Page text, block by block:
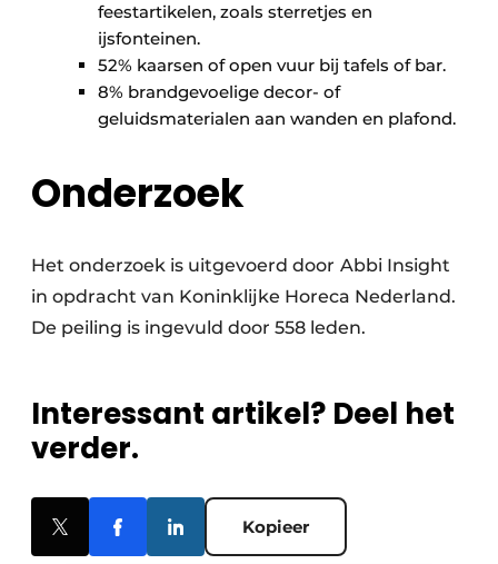
feestartikelen, zoals sterretjes en
ijsfonteinen.
52% kaarsen of open vuur bij tafels of bar.
8% brandgevoelige decor- of
geluidsmaterialen aan wanden en plafond.
Onderzoek
Het onderzoek is uitgevoerd door Abbi Insight
in opdracht van Koninklijke Horeca Nederland.
De peiling is ingevuld door 558 leden.
Interessant artikel? Deel het
verder.
Kopieer